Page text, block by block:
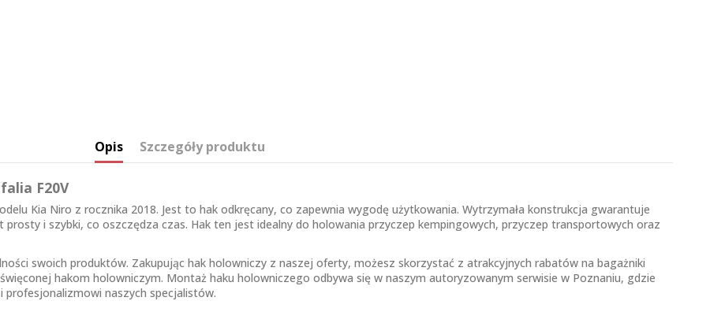
Opis Szczegóły produktu
F20V
Kia Niro z rocznika 2018. Jest to hak odkręcany, co zapewnia wygodę użytkowania. Wytrzymała konstrukcja gwarantuje
i szybki, co oszczędza czas. Hak ten jest idealny do holowania przyczep kempingowych, przyczep transportowych oraz
swoich produktów. Zakupując hak holowniczy z naszej oferty, możesz skorzystać z atrakcyjnych rabatów na bagażniki
hakom holowniczym. Montaż haku holowniczego odbywa się w naszym autoryzowanym serwisie w Poznaniu, gdzie
profesjonalizmowi naszych specjalistów.